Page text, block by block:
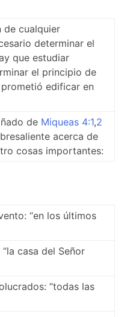
de cualquier
determinar el
que estudiar
el principio de
edificar en
de Miqueas 4:1,2
acerca de
cosas importantes:
“en los últimos
casa del Señor
“todas las